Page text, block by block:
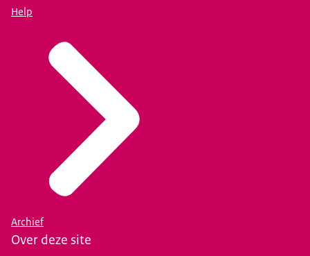
Help
Archief
Over deze site